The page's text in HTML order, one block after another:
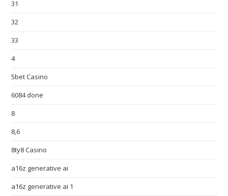
31
32
33
4
5bet Casino
6084 done
8
8,6
8ty8 Casino
a16z generative ai
a16z generative ai 1